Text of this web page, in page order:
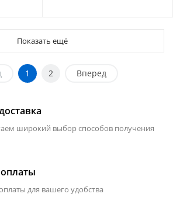
Показать ещё
1 2 Вперед
широкий выбор способов получения
для вашего удобства